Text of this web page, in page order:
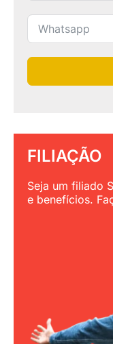
FILIAÇÃO
Seja um filiado
e benefícios.